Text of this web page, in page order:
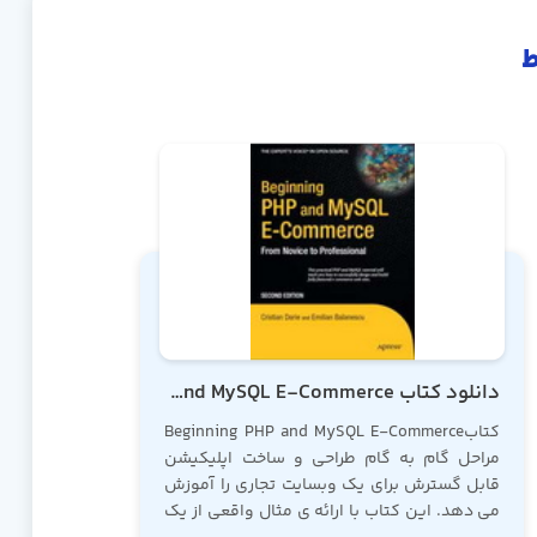
دانلود کتاب Beginning PHP and MySQL E-Commerce
کتابBeginning PHP and MySQL E-Commerce
مراحل گام به گام طراحی و ساخت اپلیکیشن
قابل گسترش برای یک وبسایت تجاری را آموزش
می دهد. این کتاب با ارائه ی مثال واقعی از یک